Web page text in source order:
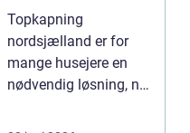
Topkapning
nordsjælland er for
mange husejere en
nødvendig løsning, når
mørke, ut...